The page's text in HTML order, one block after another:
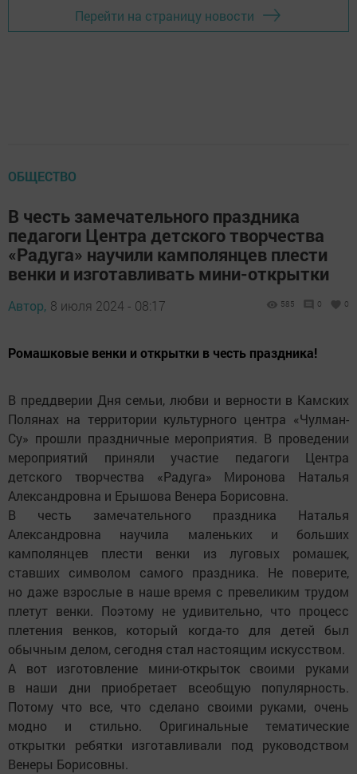
Перейти на страницу новости
ОБЩЕСТВО
В честь замечательного праздника
педагоги Центра детского творчества
«Радуга» научили камполянцев плести
венки и изготавливать мини-открытки
Автор, 8 июля 2024 - 08:17 585 0 0
Ромашковые венки и открытки в честь праздника!
В преддверии Дня семьи, любви и верности в Камских
Полянах на территории культурного центра «Чулман-
Су» прошли праздничные мероприятия. В проведении
мероприятий приняли участие педагоги Центра
детского творчества «Радуга» Миронова Наталья
Александровна и Ерышова Венера Борисовна.
В честь замечательного праздника Наталья
Александровна научила маленьких и больших
камполянцев плести венки из луговых ромашек,
ставших символом самого праздника. Не поверите,
но даже взрослые в наше время с превеликим трудом
плетут венки. Поэтому не удивительно, что процесс
плетения венков, который когда-то для детей был
обычным делом, сегодня стал настоящим искусством.
А вот изготовление мини-открыток своими руками
в наши дни приобретает всеобщую популярность.
Потому что все, что сделано своими руками, очень
модно и стильно. Оригинальные тематические
открытки ребятки изготавливали под руководством
Венеры Борисовны.